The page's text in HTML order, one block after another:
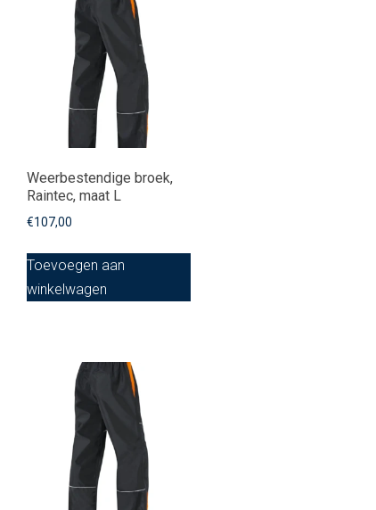
Weerbestendige broek,
Raintec, maat L
€107,00
Toevoegen aan
winkelwagen